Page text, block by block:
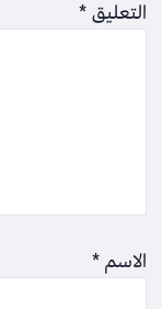
التعليق*
الاسم*